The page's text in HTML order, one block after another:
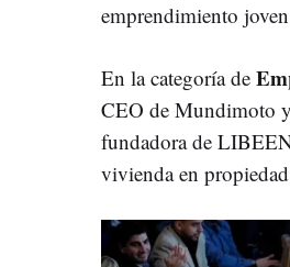
emprendimiento
En la categoría de
CEO de Mundimoto
fundadora de
vivienda en